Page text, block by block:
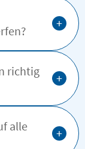
+
richtig
+
alle
+